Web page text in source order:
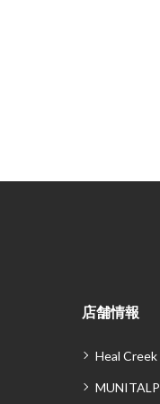
店舗情報
Heal Creek
MUNITALP